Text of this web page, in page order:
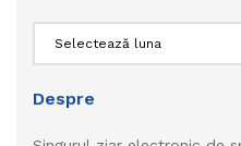
Despre